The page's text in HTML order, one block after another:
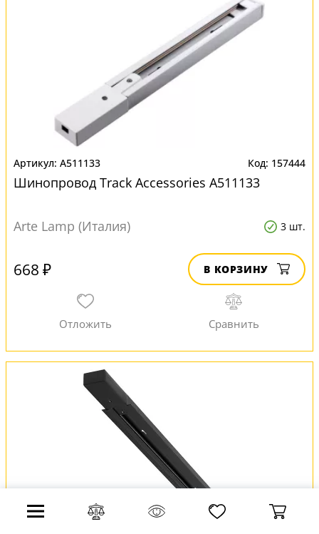
A511133 157444
Шинопровод Track Accessories A511133
Arte Lamp (Италия) 3 шт.
668 ₽ В КОРЗИНУ